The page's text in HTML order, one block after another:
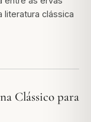
literatura clássica
Clássico para